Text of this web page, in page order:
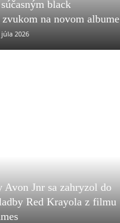
black
na novom albume
júla 2026
Jnr sa zahryzol do
Red Krayola z filmu